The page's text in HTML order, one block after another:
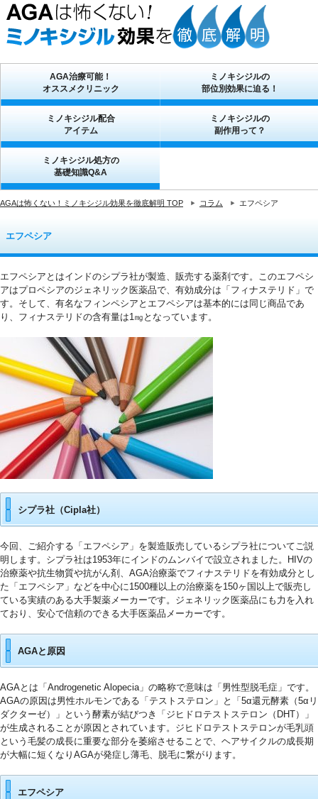
AGA治療可能！
オススメクリニック
ミノキシジルの
部位別効果に迫る！
ミノキシジル配合
アイテム
ミノキシジルの
副作用って？
ミノキシジル処方の
基礎知識Q&A
AGAは怖くない！ミノキシジル効果を徹底解明 TOP コラム エフペシア
エフペシア
エフペシアとはインドのシプラ社が製造、販売する薬剤です。このエフペシ
アはプロペシアのジェネリック医薬品で、有効成分は「フィナステリド」で
す。そして、有名なフィンペシアとエフペシアは基本的には同じ商品であ
り、フィナステリドの含有量は1㎎となっています。
シプラ社（Cipla社）
今回、ご紹介する「エフペシア」を製造販売しているシプラ社についてご説
明します。シプラ社は1953年にインドのムンバイで設立されました。HIVの
治療薬や抗生物質や抗がん剤、AGA治療薬でフィナステリドを有効成分とし
た「エフペシア」などを中心に1500種以上の治療薬を150ヶ国以上で販売し
ている実績のある大手製薬メーカーです。ジェネリック医薬品にも力を入れ
ており、安心で信頼のできる大手医薬品メーカーです。
AGAと原因
AGAとは「Androgenetic Alopecia」の略称で意味は「男性型脱毛症」です。
AGAの原因は男性ホルモンである「テストステロン」と「5α還元酵素（5αリ
ダクターゼ）」という酵素が結びつき「ジヒドロテストステロン（DHT）」
が生成されることが原因とされています。ジヒドロテストステロンが毛乳頭
という毛髪の成長に重要な部分を萎縮させることで、ヘアサイクルの成長期
が大幅に短くなりAGAが発症し薄毛、脱毛に繋がります。
エフペシア